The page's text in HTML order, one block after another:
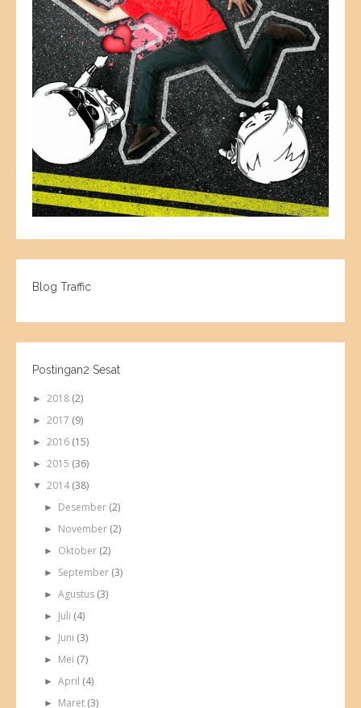
Blog Traffic
Postingan2 Sesat
► 2018 (2)
► 2017 (9)
► 2016 (15)
► 2015 (36)
▼ 2014 (38)
► Desember (2)
► November (2)
► Oktober (2)
► September (3)
►Agustus (3)
► Juli (4)
► Juni (3)
► Mei (7)
►April (4)
► Maret (3)